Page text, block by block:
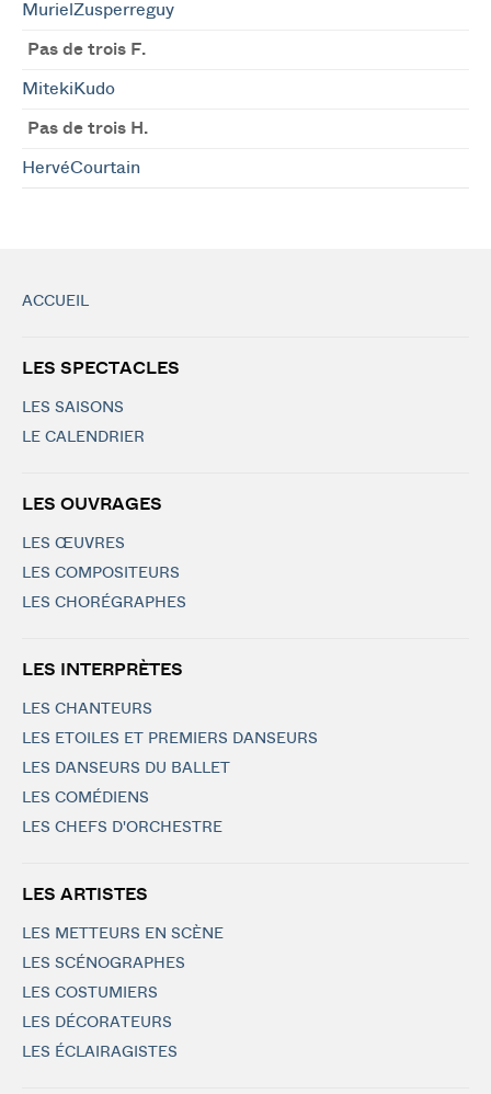
MurielZusperreguy
Pas de trois F.
MitekiKudo
Pas de trois H.
HervéCourtain
ACCUEIL
LES SPECTACLES
LES SAISONS
LE CALENDRIER
LES OUVRAGES
LES ŒUVRES
LES COMPOSITEURS
LES CHORÉGRAPHES
LES INTERPRÈTES
LES CHANTEURS
LES ETOILES ET PREMIERS DANSEURS
LES DANSEURS DU BALLET
LES COMÉDIENS
LES CHEFS D'ORCHESTRE
LES ARTISTES
LES METTEURS EN SCÈNE
LES SCÉNOGRAPHES
LES COSTUMIERS
LES DÉCORATEURS
LES ÉCLAIRAGISTES